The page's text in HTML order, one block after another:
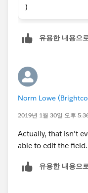
)
유용한 내용으
Norm Lowe
2019년 1월 30일 오후
Actually, that isn't
able to edit the field.
유용한 내용으